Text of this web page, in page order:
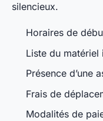
silencieux.
Horaires de
Liste du
Présence d’une
Frais de
Modalités de